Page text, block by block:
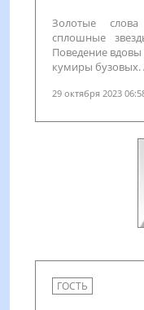
Золотые
сплошные
Поведение вдовы
кумиры бузовых.
29 октября 2023
ГОСТЬ